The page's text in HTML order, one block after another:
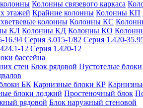
Колонны связевого каркаса
этажей Крайние колонны Колонны КП
колонны Колонны КС
КЛ Колонны КД Колонны КО
16.94 Серия 3.015-1/82 Серия 1.420-
12 Серия 1.420-12
бассейна
стен Блок рядовой Пустотелые блоки
БК Карнизные блоки КР
блоки лоджий Простеночный блок
рядовой Блок наружный стеновой